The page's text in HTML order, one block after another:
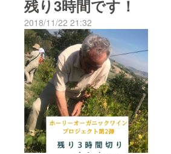
す。到着後通関が順調に進
めば約1週間で小社倉庫に入
庫します。その後発送のス
ケジュールです。年内には
みなさまのお手元に届く予
定です。今しばらくお待ち
ください。ナーズヴィーノ
ホーリー 堀井俊之
残り3時間です！
2018/11/22 21:32